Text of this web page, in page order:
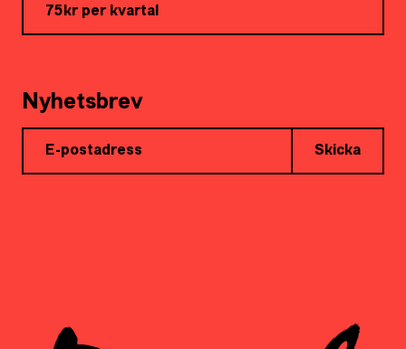
75kr per kvartal
Nyhetsbrev
Skicka